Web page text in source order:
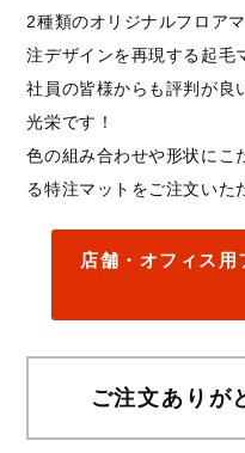
2種類のオリジナルフロア
注デザインを再現する起毛
社員の皆様からも評判が良
光栄です！
色の組み合わせや形状にこ
る特注マットをご注文いた
店舗・オフィス用
ご注文ありが